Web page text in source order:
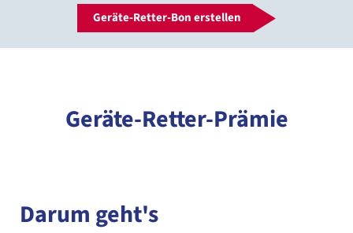
Geräte-Retter-Bon erstellen
Geräte-Retter-Prämie
Darum geht's